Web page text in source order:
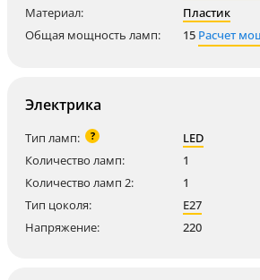
Материал:
Пластик
Общая мощность ламп:
15 Расчет
Электрика
Тип ламп: ?
LED
Количество ламп:
1
Количество ламп 2:
1
Тип цоколя:
E27
Напряжение:
220